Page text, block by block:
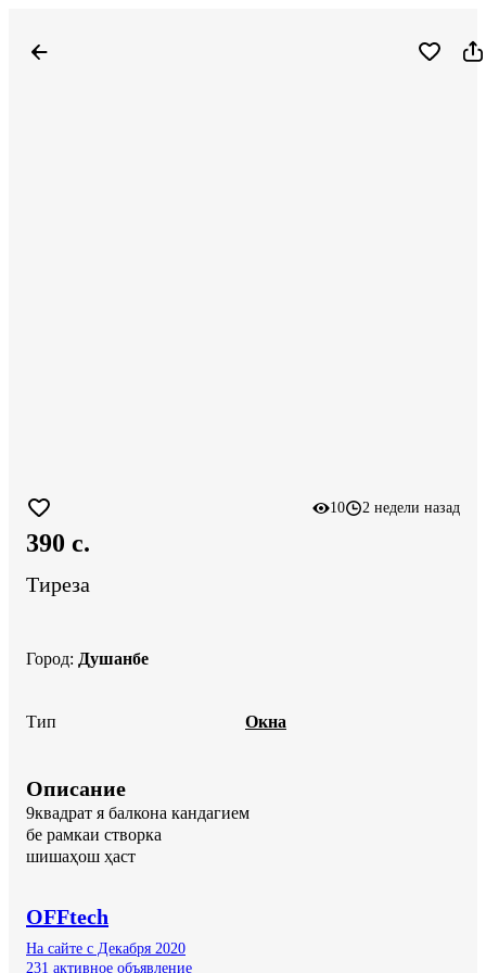
10 2 недели назад
390 c.
Тиреза
Город: Душанбе
Тип Окна
Описание
9квадрат я балкона кандагием
бе рамкаи створка
шишаҳош ҳаст
OFFtech
На сайте с Декабря 2020
231 активное объявление